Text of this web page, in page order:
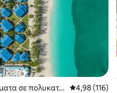
5, 99 κριτικές
σε πολυκατο
Μέση
4,98 (116)